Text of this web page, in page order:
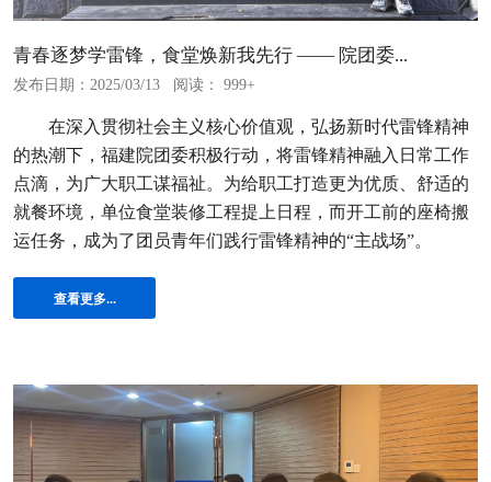
青春逐梦学雷锋，食堂焕新我先行 —— 院团委...
发布日期：2025/03/13 阅读： 999+
在深入贯彻社会主义核心价值观，弘扬新时代雷锋精神
的热潮下，福建院团委积极行动，将雷锋精神融入日常工作
点滴，为广大职工谋福祉。为给职工打造更为优质、舒适的
就餐环境，单位食堂装修工程提上日程，而开工前的座椅搬
运任务，成为了团员青年们践行雷锋精神的“主战场”。
查看更多...